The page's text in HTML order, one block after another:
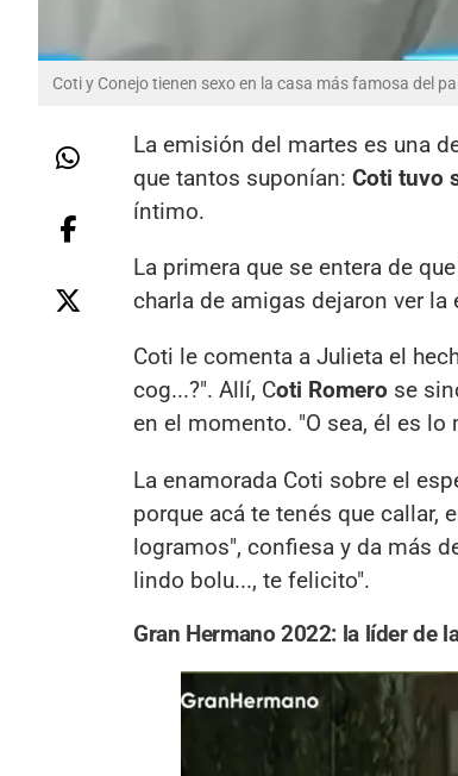
Coti y Conejo tienen sexo en la casa más famosa del
La emisión del martes es una
que tantos suponían: Coti tuvo
íntimo.
La primera que se entera de
charla de amigas dejaron ver
Coti le comenta a Julieta el
cog...?". Allí, Coti Romero se
en el momento. "O sea, él es lo
La enamorada Coti sobre el
porque acá te tenés que callar,
logramos", confiesa y da más
lindo bolu..., te felicito".
Gran Hermano 2022: la líder de